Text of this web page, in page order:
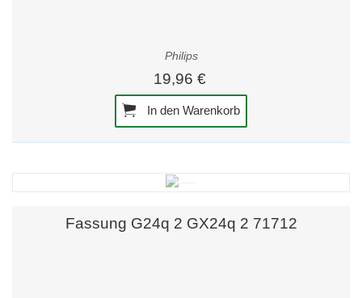
Philips
19,96 €
In den Warenkorb
Fassung G24q 2 GX24q 2 71712